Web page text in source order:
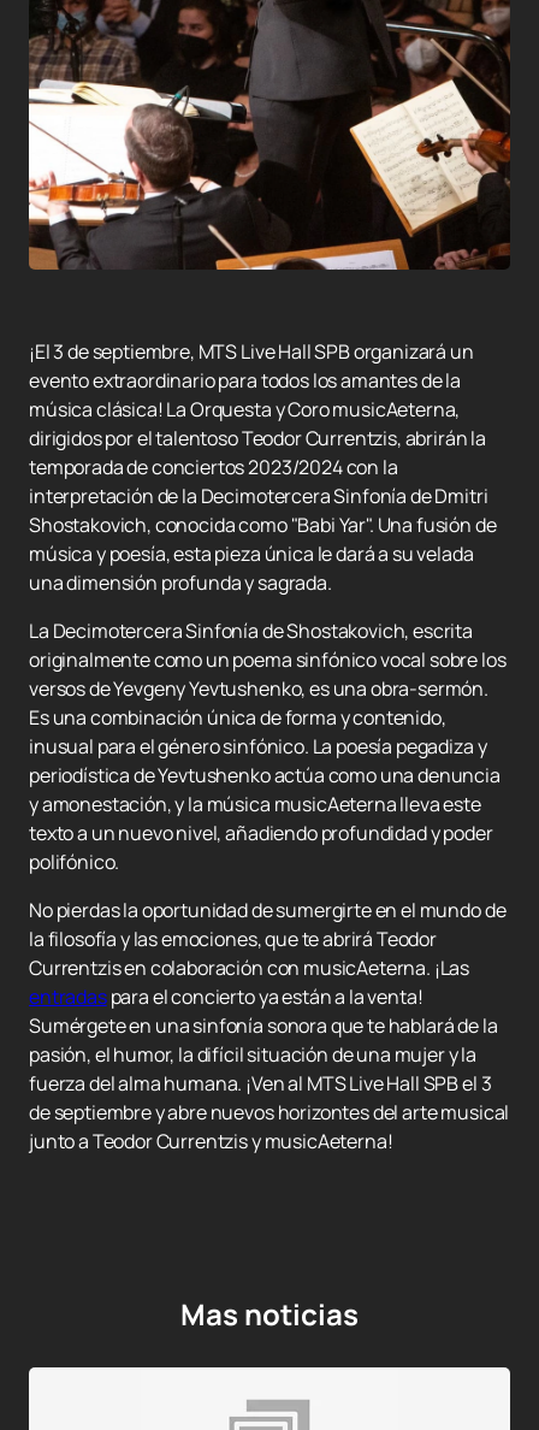
¡El 3 de septiembre, MTS Live Hall SPB organizará un
evento extraordinario para todos los amantes de la
música clásica! La Orquesta y Coro musicAeterna,
dirigidos por el talentoso Teodor Currentzis, abrirán la
temporada de conciertos 2023/2024 con la
interpretación de la Decimotercera Sinfonía de Dmitri
Shostakovich, conocida como "Babi Yar". Una fusión de
música y poesía, esta pieza única le dará a su velada
una dimensión profunda y sagrada.
La Decimotercera Sinfonía de Shostakovich, escrita
originalmente como un poema sinfónico vocal sobre los
versos de Yevgeny Yevtushenko, es una obra-sermón.
Es una combinación única de forma y contenido,
inusual para el género sinfónico. La poesía pegadiza y
periodística de Yevtushenko actúa como una denuncia
y amonestación, y la música musicAeterna lleva este
texto a un nuevo nivel, añadiendo profundidad y poder
polifónico.
No pierdas la oportunidad de sumergirte en el mundo de
la filosofía y las emociones, que te abrirá Teodor
Currentzis en colaboración con musicAeterna. ¡Las
entradaspara el concierto ya están a la venta!
Sumérgete en una sinfonía sonora que te hablará de la
pasión, el humor, la difícil situación de una mujer y la
fuerza del alma humana. ¡Ven al MTS Live Hall SPB el 3
de septiembre y abre nuevos horizontes del arte musical
junto a Teodor Currentzis y musicAeterna!
Mas noticias